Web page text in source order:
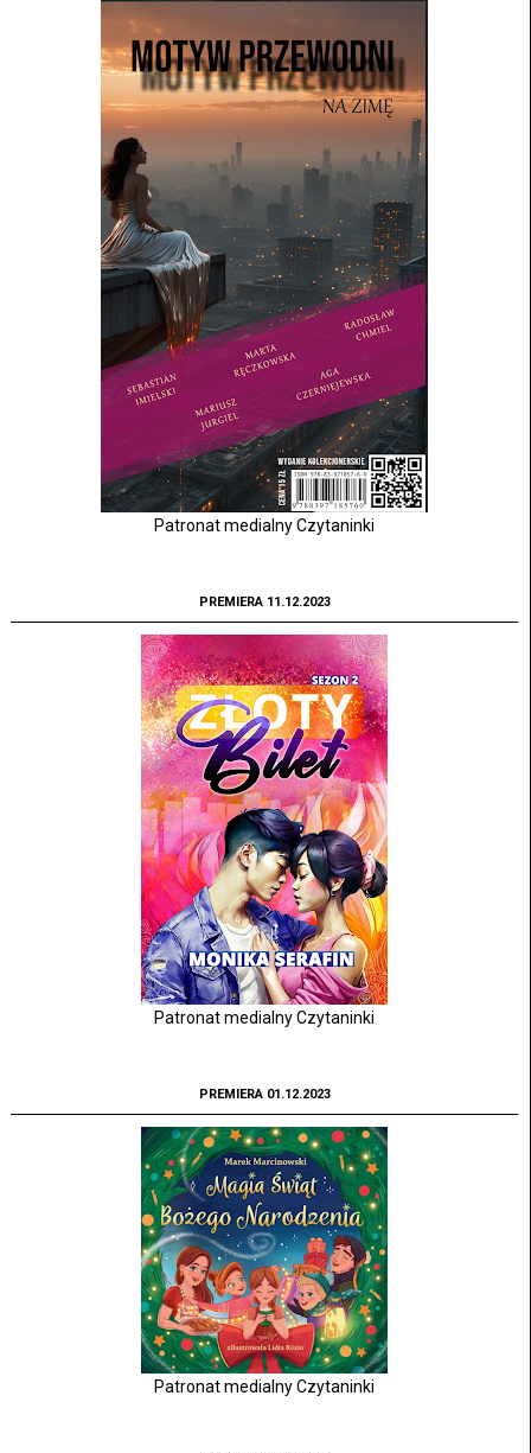
Patronat medialny Czytaninki
PREMIERA 11.12.2023
Patronat medialny Czytaninki
PREMIERA 01.12.2023
Patronat medialny Czytaninki